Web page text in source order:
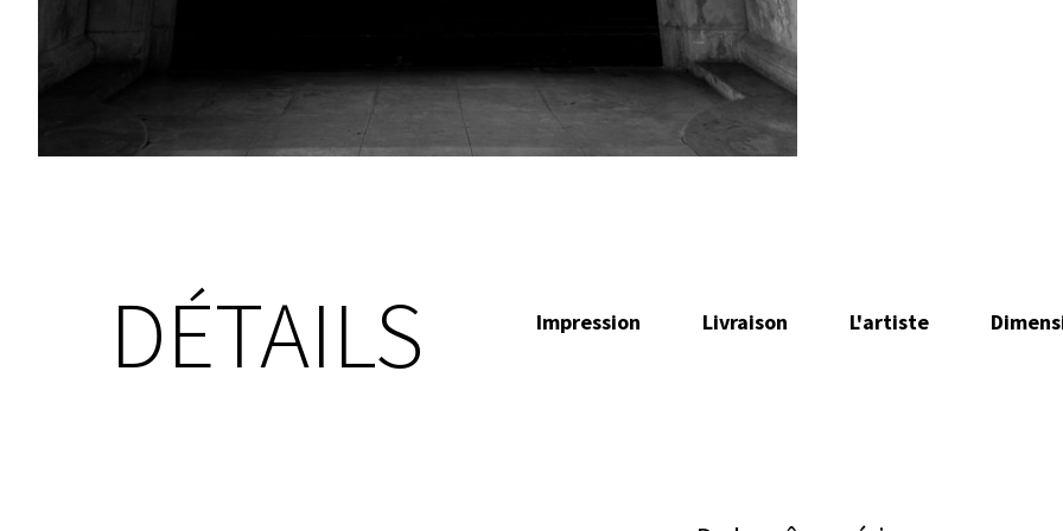
DÉTAILS Impression Livraison L'artiste